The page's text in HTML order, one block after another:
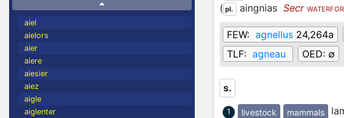
aiel
aielors
aier
aiere
aiesier
aiez
aigle
aiglenter
( pl. aingnias Secr
FEW: agnellus 24,264a
TLF: agneau OED: ∅
s.
1 livestock mammals